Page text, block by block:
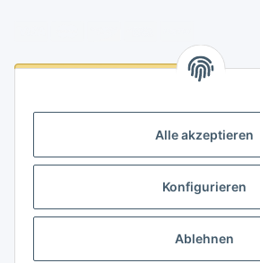
Alle akzeptieren
Konfigurieren
Ablehnen
Logistikpartner
Informationen